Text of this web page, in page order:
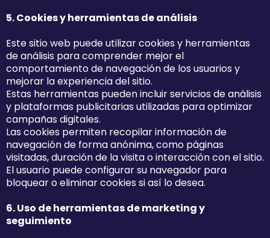
5. Cookies y herramientas de análisis
Este sitio web puede utilizar cookies y herramientas
de análisis para comprender mejor el
comportamiento de navegación de los usuarios y
mejorar la experiencia del sitio.
Estas herramientas pueden incluir servicios de análisis
y plataformas publicitarias utilizadas para optimizar
campañas digitales.
Las cookies permiten recopilar información de
navegación de forma anónima, como páginas
visitadas, duración de la visita o interacción con el sitio.
El usuario puede configurar su navegador para
bloquear o eliminar cookies si así lo desea.
6. Uso de herramientas de marketing y
seguimiento